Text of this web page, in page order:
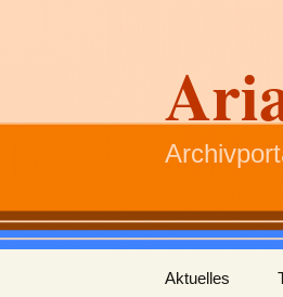
Inhalt
Aktuelles